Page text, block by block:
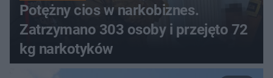
Potężny cios w narkobiznes.
Zatrzymano 303 osoby i przejęto 72
kg narkotyków